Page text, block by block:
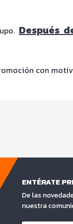
Después
con
ENTÉRATE
De las
nuestra